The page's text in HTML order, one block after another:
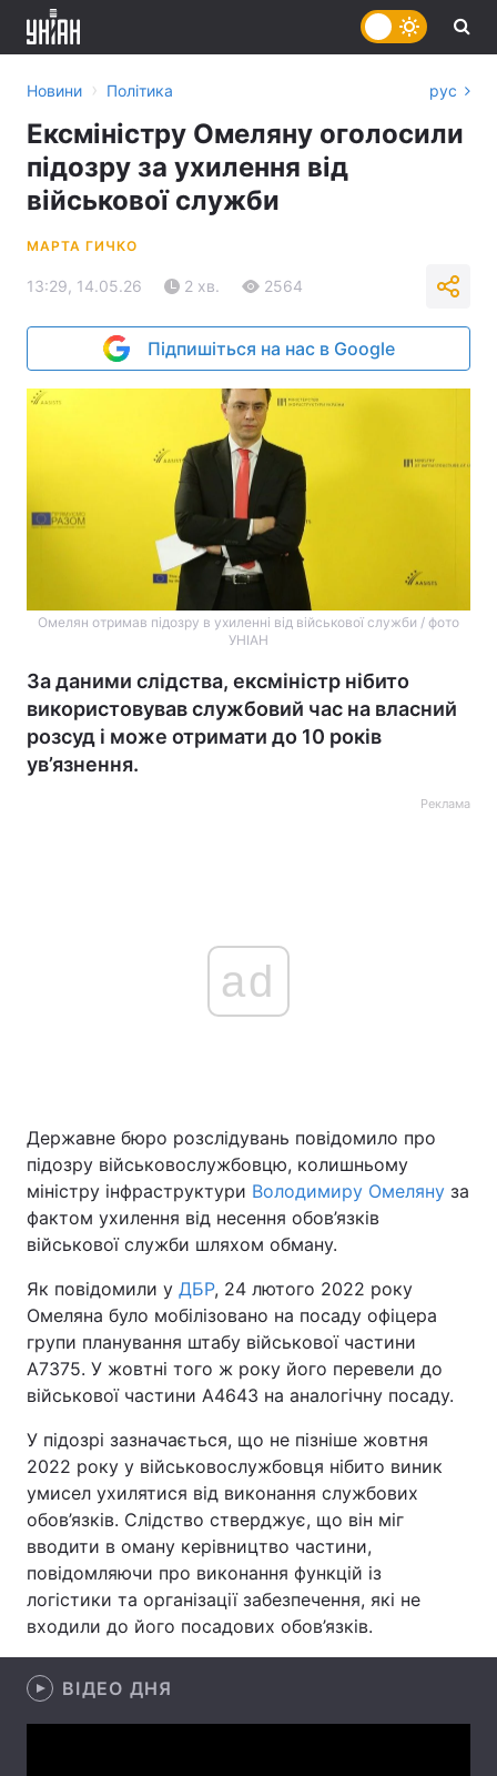
Україна Політика
Економіка Світ
Спорт Наука
Техно і зв'язок Лайт
Інциденти
Здоров'я Туризм
Цікавинки Погода
Екологія Регіони
Лонгріди
Відео з Youtube Статті
Архів
Новини › Політика рус
Ексміністру Омеляну оголосили
підозру за ухилення від
військової служби
МАРТА ГИЧКО
13:29, 14.05.26 2 хв. 2564
Підпишіться на нас в Google
Омелян отримав підозру в ухиленні від військової служби / фото
УНІАН
За даними слідства, ексміністр нібито
використовував службовий час на власний
розсуд і може отримати до 10 років
ув’язнення.
Реклама
ad
Державне бюро розслідувань повідомило про
підозру військовослужбовцю, колишньому
міністру інфраструктури Володимиру Омеляну за
фактом ухилення від несення обов’язків
військової служби шляхом обману.
Як повідомили у ДБР, 24 лютого 2022 року
Омеляна було мобілізовано на посаду офіцера
групи планування штабу військової частини
А7375. У жовтні того ж року його перевели до
військової частини А4643 на аналогічну посаду.
У підозрі зазначається, що не пізніше жовтня
2022 року у військовослужбовця нібито виник
умисел ухилятися від виконання службових
обов’язків. Слідство стверджує, що він міг
вводити в оману керівництво частини,
повідомляючи про виконання функцій із
логістики та організації забезпечення, які не
входили до його посадових обов’язків.
ВІДЕО ДНЯ